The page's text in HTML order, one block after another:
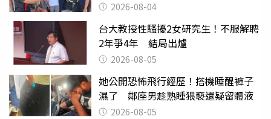
2026-08-04
台大教授性騷擾2女研究生！不服解聘
2年爭4年 結局出爐
2026-08-05
她公開恐怖飛行經歷！搭機睡醒褲子
濕了 鄰座男趁熟睡猥褻還疑留體液
2026-08-05